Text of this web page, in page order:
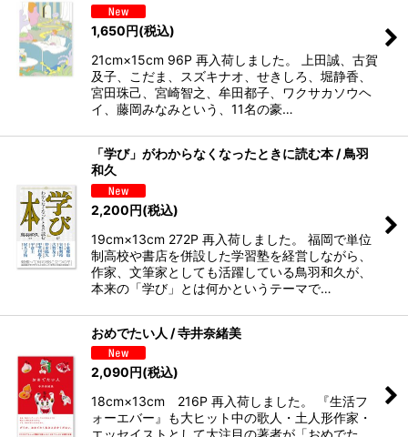
1,650円(税込)
21cm×15cm 96P 再入荷しました。 上田誠、古賀
及子、こだま、スズキナオ、せきしろ、堀静香、
宮田珠己、宮崎智之、牟田都子、ワクサカソウヘ
イ、藤岡みなみという、11名の豪…
「学び」がわからなくなったときに読む本 / 鳥羽
和久
2,200円(税込)
19cm×13cm 272P 再入荷しました。 福岡で単位
制高校や書店を併設した学習塾を経営しながら、
作家、文筆家としても活躍している鳥羽和久が、
本来の「学び」とは何かというテーマで…
おめでたい人 / 寺井奈緒美
2,090円(税込)
18cm×13cm 216P 再入荷しました。 『生活フ
ォーエバー』も大ヒット中の歌人・土人形作家・